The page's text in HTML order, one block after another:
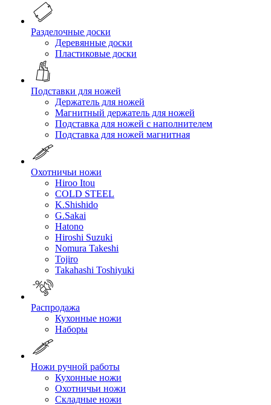
Разделочные доски
Деревянные доски
Пластиковые доски
Подставки для ножей
Держатель для ножей
Магнитный держатель для ножей
Подставка для ножей с наполнителем
Подставка для ножей магнитная
Охотничьи ножи
Hiroo Itou
COLD STEEL
K.Shishido
G.Sakai
Hatono
Hiroshi Suzuki
Nomura Takeshi
Tojiro
Takahashi Toshiyuki
Распродажа
Кухонные ножи
Наборы
Ножи ручной работы
Кухонные ножи
Охотничьи ножи
Складные ножи